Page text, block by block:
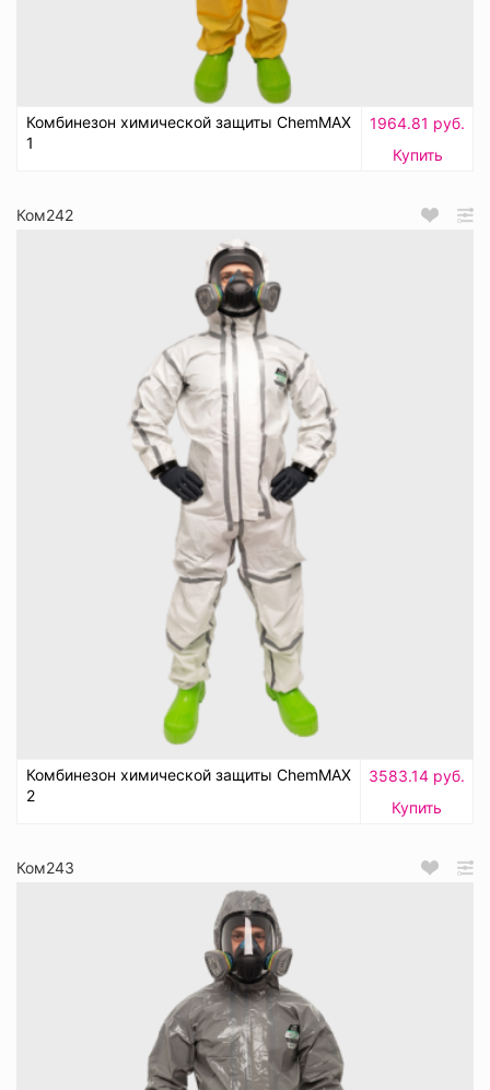
Комбинезон химической защиты ChemMAX
1
1964.81 руб.
Купить
Ком242
Комбинезон химической защиты ChemMAX
2
3583.14 руб.
Купить
Ком243